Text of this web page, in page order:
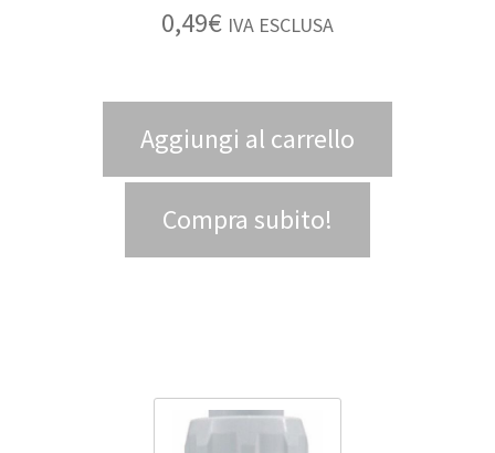
0,49€ IVA ESCLUSA
Aggiungi al carrello
Compra subito!